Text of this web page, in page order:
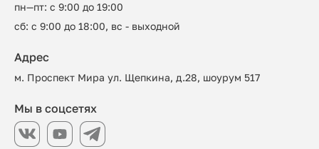
пн—пт: с 9:00 до 19:00
сб: с 9:00 до 18:00, вс - выходной
Адрес
м. Проспект Мира ул. Щепкина, д.28, шоурум 517
Мы в соцсетях